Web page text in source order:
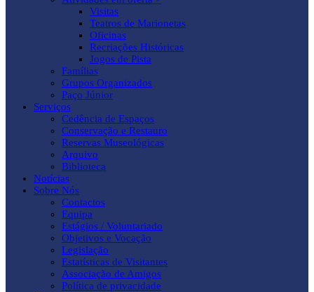
Visitas
Teatros de Marionetas
Oficinas
Recriações Históricas
Jogos de Pista
Famílias
Grupos Organizados
Paço Júnior
Serviços
Cedência de Espaços
Conservação e Restauro
Reservas Museológicas
Arquivo
Biblioteca
Notícias
Sobre Nós
Contactos
Equipa
Estágios / Voluntariado
Objetivos e Vocação
Legislação
Estatísticas de Visitantes
Associação de Amigos
Política de privacidade